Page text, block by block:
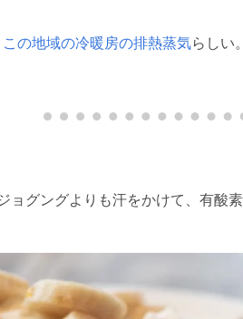
この地域の冷暖房の排熱蒸気らしい。
グングよりも汗をかけて、有酸素